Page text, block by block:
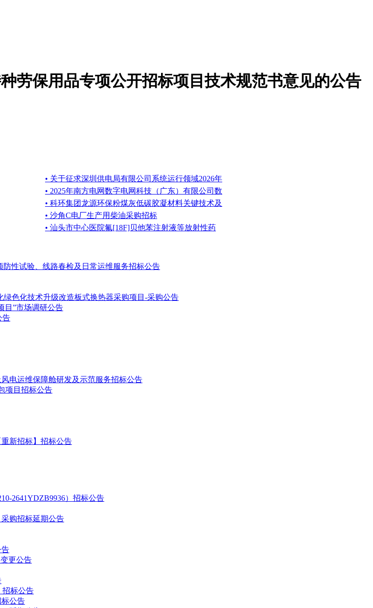
劳保用品专项公开招标项目技术规范书意见的公告
• 关于征求深圳供电局有限公司系统运行领域2026年
• 2025年南方电网数字电网科技（广东）有限公司数
• 科环集团龙源环保粉煤灰低碳胶凝材料关键技术及
• 沙角C电厂生产用柴油采购招标
• 汕头市中心医院氟[18F]贝他苯注射液等放射性药
性试验、线路春检及日常运维服务招标公告
色化技术升级改造板式换热器采购项目-采购公告
目”市场调研公告
告
电运维保障舱研发及示范服务招标公告
项目招标公告
新招标】招标公告
2641YDZB9936）招标公告
购招标延期公告
告
更公告
招标公告
公告